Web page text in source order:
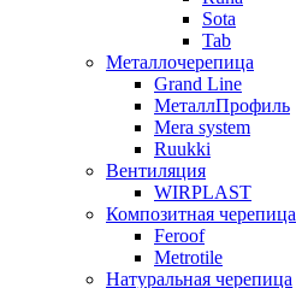
Sota
Tab
Металлочерепица
Grand Line
МеталлПрофиль
Mera system
Ruukki
Вентиляция
WIRPLAST
Композитная черепица
Feroof
Metrotile
Натуральная черепица